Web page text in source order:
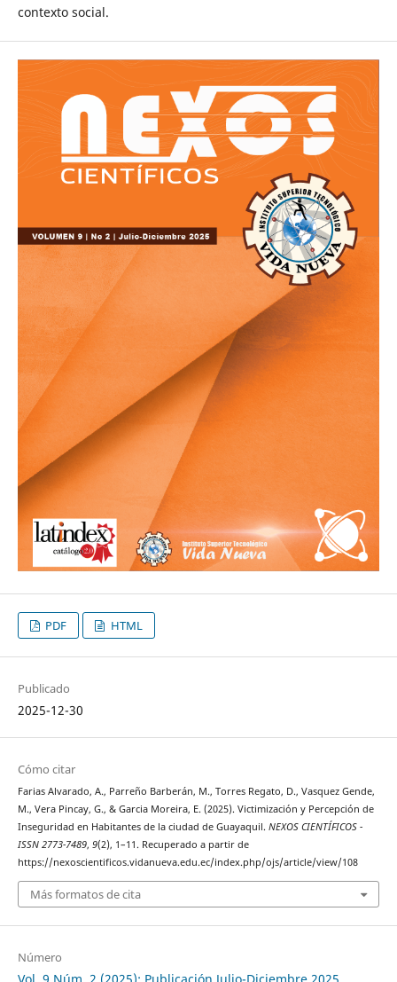
contexto social.
PDF HTML
Publicado
2025-12-30
Cómo citar
Farias Alvarado, A., Parreño Barberán, M., Torres Regato, D., Vasquez Gende,
M., Vera Pincay, G., & Garcia Moreira, E. (2025). Victimización y Percepción de
Inseguridad en Habitantes de la ciudad de Guayaquil. NEXOS CIENTÍFICOS -
ISSN 2773-7489, 9(2), 1–11. Recuperado a partir de
https://nexoscientificos.vidanueva.edu.ec/index.php/ojs/article/view/108
Más formatos de cita
Número